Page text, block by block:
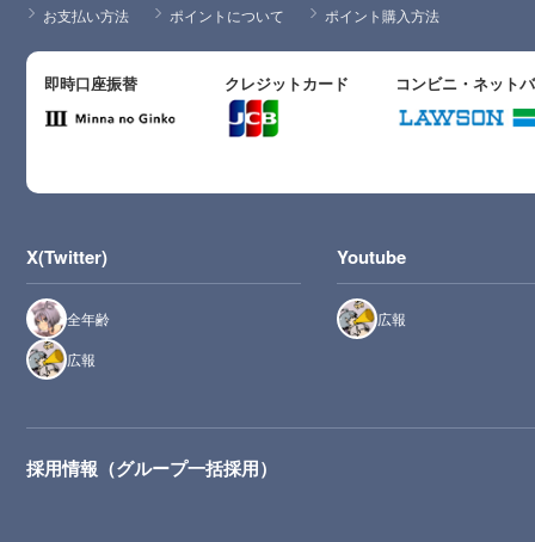
お支払い方法 ポイントについて ポイント購入方法
即時口座振替 クレジットカード コンビニ・ネット
X(Twitter)
全年齢
広報
Youtube
広報
採用情報（グループ一括採用）